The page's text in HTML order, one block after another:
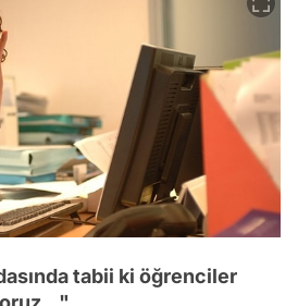
tabii ki öğrenciler